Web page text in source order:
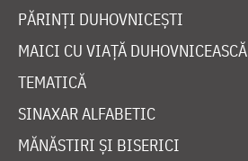
PĂRINȚI DUHOVNICEȘTI
MAICI CU VIAȚĂ DUHOVNICEASCĂ
TEMATICĂ
SINAXAR ALFABETIC
MĂNĂSTIRI ȘI BISERICI